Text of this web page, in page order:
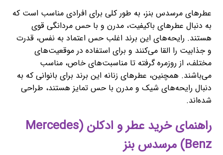
عطرهای مرسدس بنز، به طور کلی برای افرادی مناسب است که
به دنبال عطرهای باکیفیت، مدرن و با حس مردانگی قوی
هستند. رایحه‌های این برند اغلب حس اعتماد به نفس، قدرت
و جذابیت را القا می‌کنند و برای استفاده در موقعیت‌های
مختلف، از روزمره گرفته تا مناسبت‌های خاص، مناسب
می‌باشند. همچنین، عطرهای زنانه این برند برای بانوانی که به
دنبال رایحه‌های شیک و مدرن با حس تمایز هستند، طراحی
شده‌اند.
راهنمای خرید عطر و ادکلن (Mercedes
Benz) مرسدس بنز